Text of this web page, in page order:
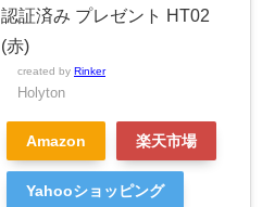
認証済み プレゼント HT02
(赤)
created by Rinker
Holyton
Amazon 楽天市場
Yahooショッピング